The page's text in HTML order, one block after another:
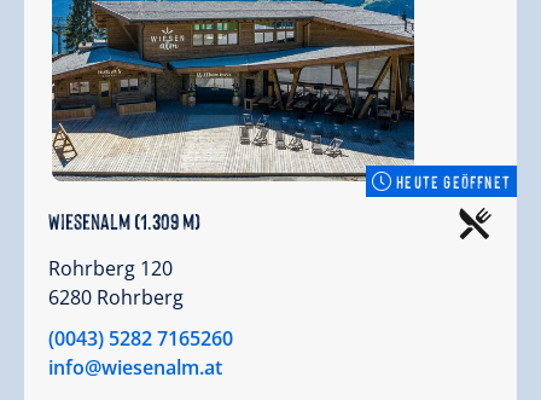
HEUTE GEÖFFNET
Wiesenalm (1.309 m)
Rohrberg 120
6280 Rohrberg
(0043) 5282 7165260
info@wiesenalm.at